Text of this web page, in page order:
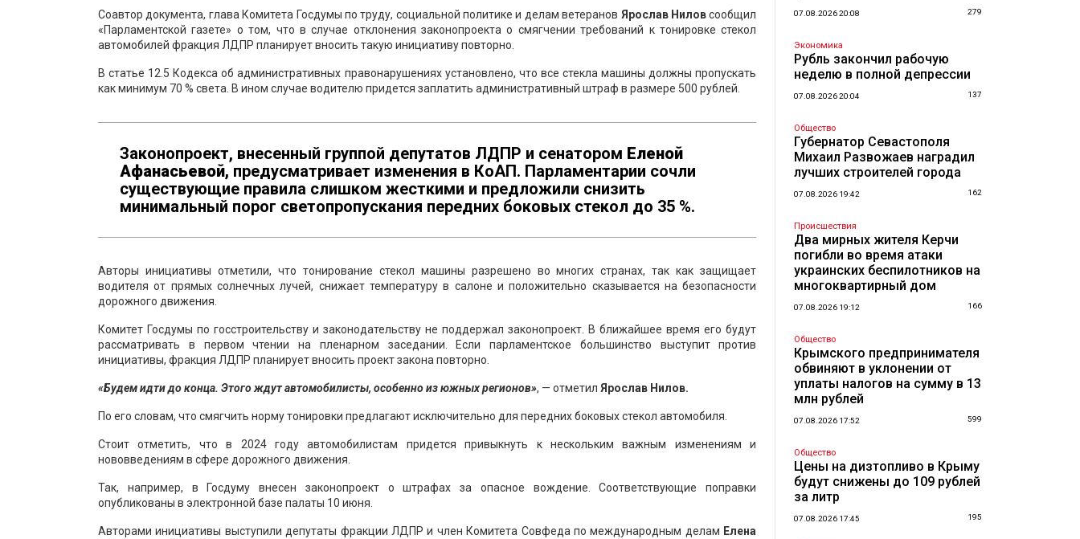
Соавтор документа, глава Комитета Госдумы по труду, социальной политике и делам ветеранов Ярослав Ниловсообщил
«Парламентской газете» о том, что в случае отклонения законопроекта о смягчении требований к тонировке стекол
автомобилей фракция ЛДПР планирует вносить такую инициативу повторно.
В статье 12.5 Кодекса об административных правонарушениях установлено, что все стекла машины должны пропускать
как минимум 70 % света. В ином случае водителю придется заплатить административный штраф в размере 500 рублей.
Законопроект, внесенный группой депутатов ЛДПР и сенатором Еленой
Афанасьевой, предусматривает изменения в КоАП. Парламентарии сочли
существующие правила слишком жесткими и предложили снизить
минимальный порог светопропускания передних боковых стекол до 35 %.
Авторы инициативы отметили, что тонирование стекол машины разрешено во многих странах, так как защищает
водителя от прямых солнечных лучей, снижает температуру в салоне и положительно сказывается на безопасности
дорожного движения.
Комитет Госдумы по госстроительству и законодательству не поддержал законопроект. В ближайшее время его будут
рассматривать в первом чтении на пленарном заседании. Если парламентское большинство выступит против
инициативы, фракция ЛДПР планирует вносить проект закона повторно.
«Будем идти до конца. Этого ждут автомобилисты, особенно из южных регионов», — отметил Ярослав Нилов.
По его словам, что смягчить норму тонировки предлагают исключительно для передних боковых стекол автомобиля.
Стоит отметить, что в 2024 году автомобилистам придется привыкнуть к нескольким важным изменениям и
нововведениям в сфере дорожного движения.
Так, например, в Госдуму внесен законопроект о штрафах за опасное вождение. Соответствующие поправки
опубликованы в электронной базе палаты 10 июня.
Авторами инициативы выступили депутаты фракции ЛДПР и член Комитета Совфеда по международным делам Елена
07.08.2026 20:08 279
Экономика
Рубль закончил рабочую
неделю в полной депрессии
07.08.2026 20:04 137
Общество
Губернатор Севастополя
Михаил Развожаев наградил
лучших строителей города
07.08.2026 19:42 162
Происшествия
Два мирных жителя Керчи
погибли во время атаки
украинских беспилотников на
многоквартирный дом
07.08.2026 19:12 166
Общество
Крымского предпринимателя
обвиняют в уклонении от
уплаты налогов на сумму в 13
млн рублей
07.08.2026 17:52 599
Общество
Цены на дизтопливо в Крыму
будут снижены до 109 рублей
за литр
07.08.2026 17:45 195